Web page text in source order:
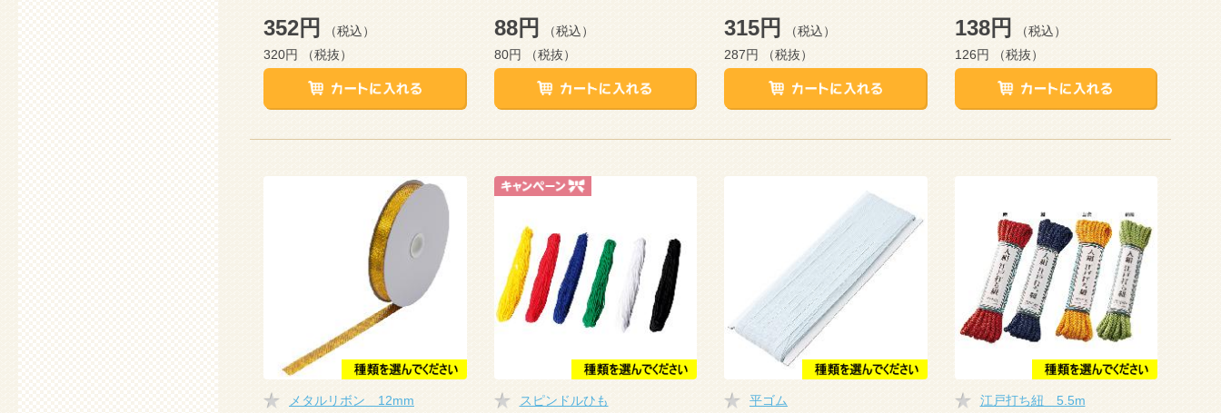
352円
（税込）
320円
（税抜）
88円
（税込）
80円
（税抜）
315円
（税込）
287円
（税抜）
138円
（税込）
126円
（税抜）
メタルリボン 12mm スピンドルひも 平ゴム 江戸打ち紐 5.5m